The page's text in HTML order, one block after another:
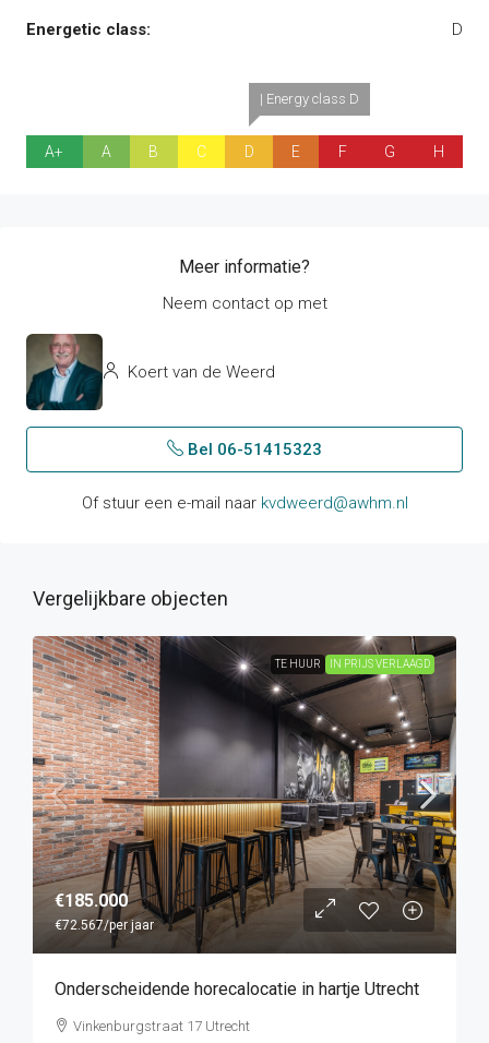
Energetic class: D
A+ A B C
| Energy class D
D E F G H
Meer informatie?
Neem contact op met
Koert van de Weerd
Bel 06-51415323
Of stuur een e-mail naar kvdweerd@awhm.nl
Vergelijkbare objecten
TE HUUR IN PRIJS VERLAAGD
€185.000
€72.567/per jaar
Onderscheidende horecalocatie in hartje Utrecht
Vinkenburgstraat 17 Utrecht